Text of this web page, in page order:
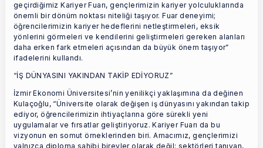
geçirdiğimiz Kariyer Fuarı, gençlerimizin kariyer yolculuklarında
önemli bir dönüm noktası niteliği taşıyor. Fuar deneyimi;
öğrencilerimizin kariyer hedeflerini netleştirmeleri, eksik
yönlerini görmeleri ve kendilerini geliştirmeleri gereken alanları
daha erken fark etmeleri açısından da büyük önem taşıyor”
ifadelerini kullandı.
“İŞ DÜNYASINI YAKINDAN TAKİP EDİYORUZ”
İzmir Ekonomi Üniversitesi’nin yenilikçi yaklaşımına da değinen
Kulaçoğlu, “Üniversite olarak değişen iş dünyasını yakından takip
ediyor, öğrencilerimizin ihtiyaçlarına göre sürekli yeni
uygulamalar ve fırsatlar geliştiriyoruz. Kariyer Fuarı da bu
vizyonun en somut örneklerinden biri. Amacımız, gençlerimizi
yalnızca diploma sahibi bireyler olarak değil; sektörleri tanıyan,